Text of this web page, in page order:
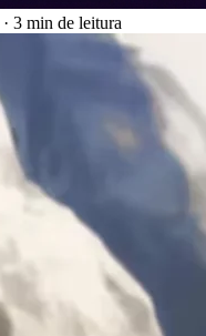
· 3 min de leitura